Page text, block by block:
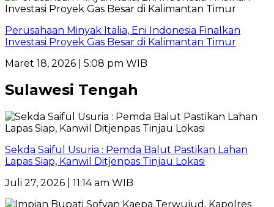
Perusahaan Minyak Italia, Eni Indonesia Finalkan
Investasi Proyek Gas Besar di Kalimantan Timur
Maret 18, 2026 | 5:08 pm WIB
Sulawesi Tengah
Sekda Saiful Usuria : Pemda Balut Pastikan Lahan
Lapas Siap, Kanwil Ditjenpas Tinjau Lokasi
Juli 27, 2026 | 11:14 am WIB